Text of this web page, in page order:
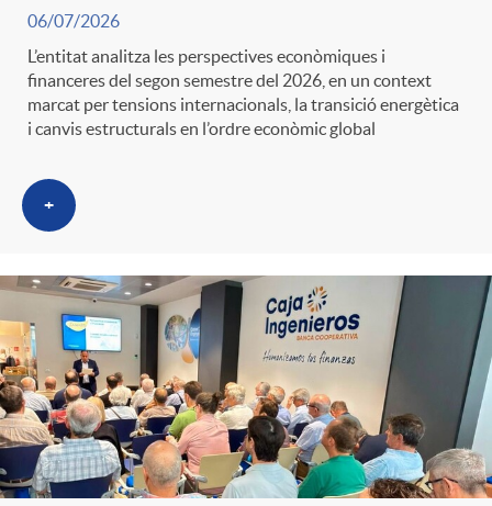
06/07/2026
L’entitat analitza les perspectives econòmiques i
financeres del segon semestre del 2026, en un context
marcat per tensions internacionals, la transició energètica
i canvis estructurals en l’ordre econòmic global
+